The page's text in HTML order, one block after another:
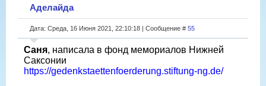
Аделайда
Дата: Среда, 16 Июня 2021, 22:10:18 | Сообщение # 55
Саня, написала в фонд мемориалов Нижней
Саксонии
https://gedenkstaettenfoerderung.stiftung-ng.de/